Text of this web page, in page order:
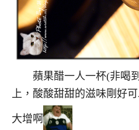
蘋果醋一人一杯(非喝到
上，酸酸甜甜的滋味剛好
大增啊